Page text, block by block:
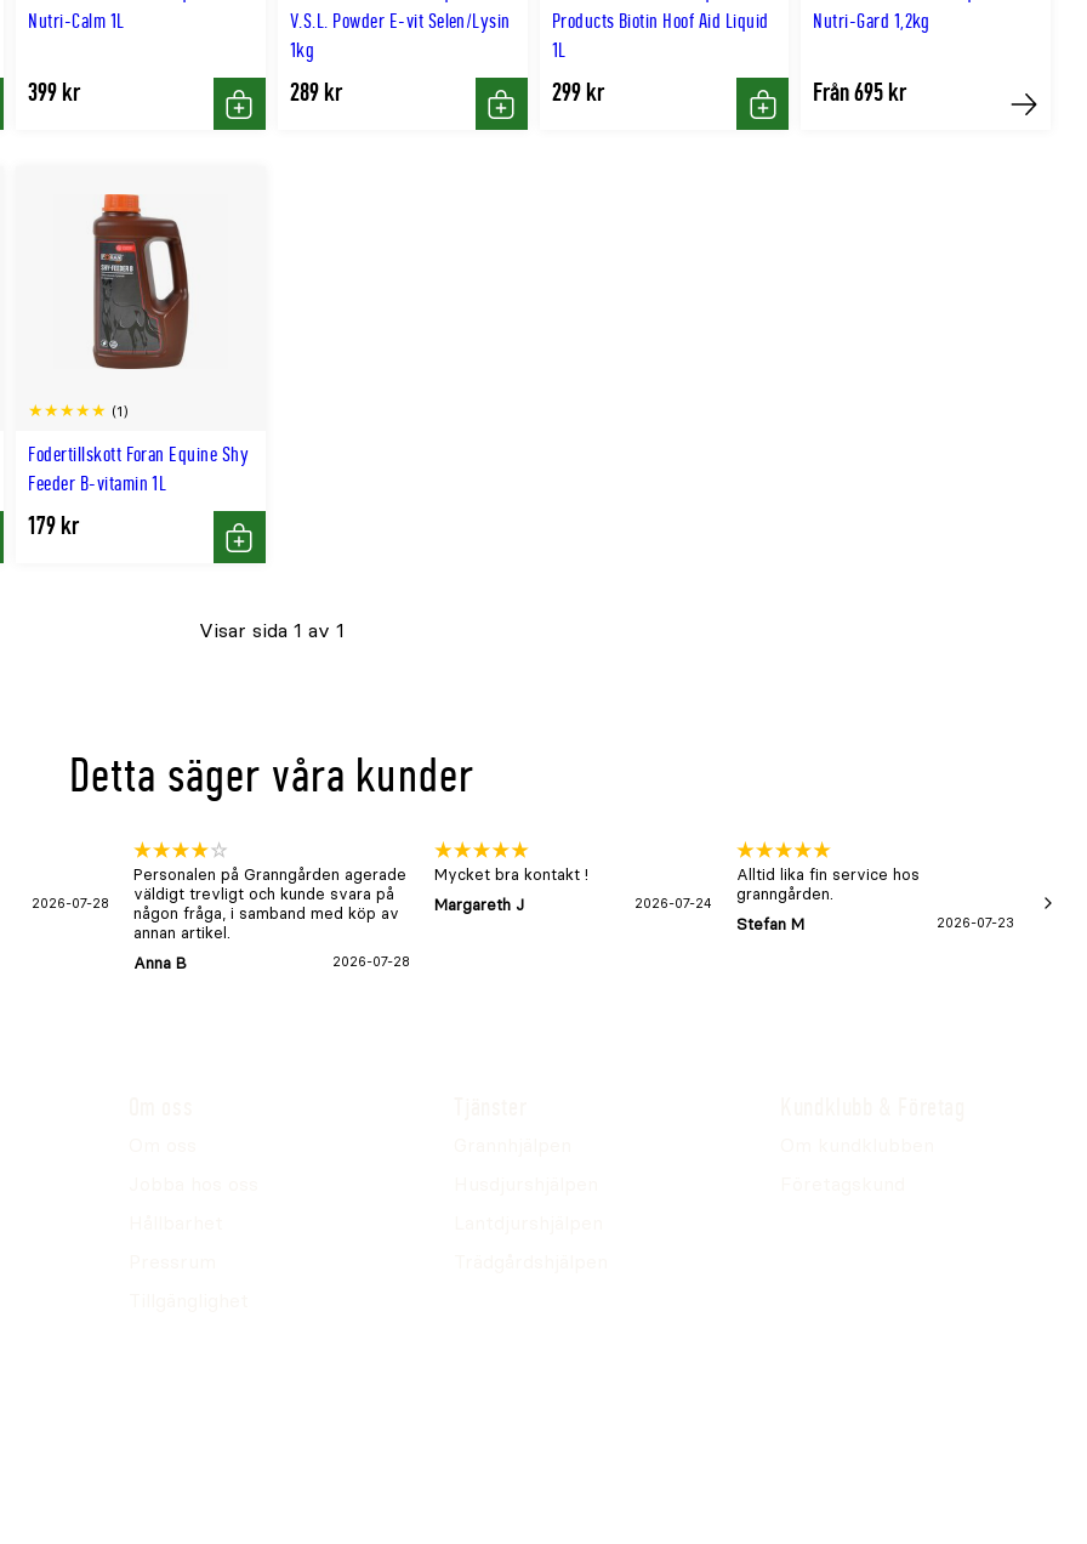
Nutri-Calm 1L
399 kr
Köp
V.S.L. Powder E-vit Selen/Lysin
1kg
289 kr
Köp
Products Biotin Hoof Aid Liquid
1L
299 kr
Köp
Nutri-Gard 1,2kg
Från 695 kr
Köp
Fodertillskott Foran Equine Shy
Feeder B-vitamin 1L
(1)
179 kr
Köp
Visar sida 1 av 1
Detta säger våra kunder
2026-07-28
Personalen på Granngården agerade
väldigt trevligt och kunde svara på
någon fråga, i samband med köp av
annan artikel.
Anna B
2026-07-28
Mycket bra kontakt !
Margareth J
2026-07-24
Alltid lika fin service hos
granngården.
Stefan M
2026-07-23